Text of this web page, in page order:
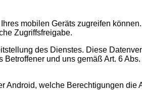
mobilen Geräts zugreifen
Zugriffsfreigabe.
des Dienstes. Diese
und uns gemäß Art. 6
Android, welche Berechtigungen die